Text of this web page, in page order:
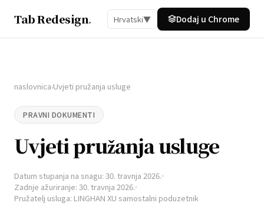
Tab Redesign. Hrvatski▼ Dodaj u Chrome
naslovnica›Uvjeti pružanja usluge
PRAVNI DOKUMENTI
Uvjeti pružanja usluge
Datum stupanja na snagu: 30. travnja 2026.
Zadnje ažuriranje: 30. travnja 2026.
Pružatelj usluga: LINGHAN XU samostalni poduzetnik